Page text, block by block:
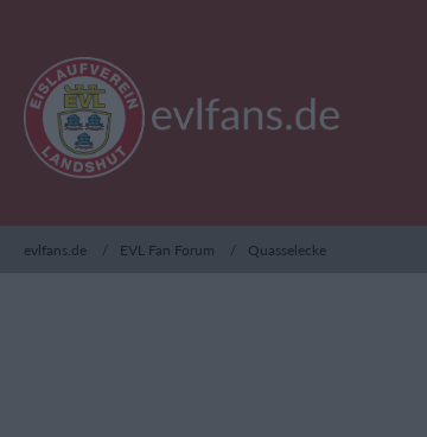
evlfans.de EVL Fan Forum Quasselecke